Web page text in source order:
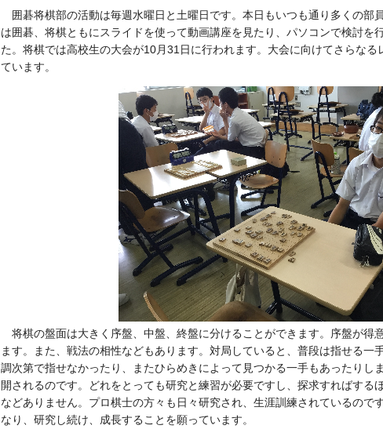
囲碁将棋部の活動は毎週水曜日と土曜日です。本日もいつも通り多くの部
は囲碁、将棋ともにスライドを使って動画講座を見たり、パソコンで検討を
た。将棋では高校生の大会が10月31日に行われます。大会に向けてさらなる
ています。
将棋の盤面は大きく序盤、中盤、終盤に分けることができます。序盤が得
ます。また、戦法の相性などもあります。対局していると、普段は指せる一
調次第で指せなかったり、またひらめきによって見つかる一手もあったりし
開されるのです。どれをとっても研究と練習が必要ですし、探求すればする
などありません。プロ棋士の方々も日々研究され、生涯訓練されているので
なり、研究し続け、成長することを願っています。